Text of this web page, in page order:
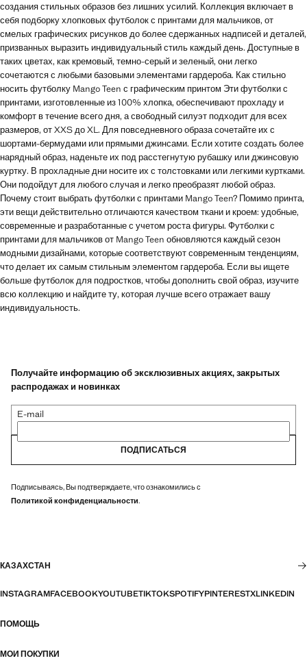
создания стильных образов без лишних усилий. Коллекция включает в
себя подборку хлопковых футболок с принтами для мальчиков, от
смелых графических рисунков до более сдержанных надписей и деталей,
призванных выразить индивидуальный стиль каждый день. Доступные в
таких цветах, как кремовый, темно-серый и зеленый, они легко
сочетаются с любыми базовыми элементами гардероба. Как стильно
носить футболку Mango Teen с графическим принтом Эти футболки с
принтами, изготовленные из 100% хлопка, обеспечивают прохладу и
комфорт в течение всего дня, а свободный силуэт подходит для всех
размеров, от XXS до XL. Для повседневного образа сочетайте их с
шортами-бермудами или прямыми джинсами. Если хотите создать более
нарядный образ, наденьте их под расстегнутую рубашку или джинсовую
куртку. В прохладные дни носите их с толстовками или легкими куртками.
Они подойдут для любого случая и легко преобразят любой образ.
Почему стоит выбрать футболки с принтами Mango Teen? Помимо принта,
эти вещи действительно отличаются качеством ткани и кроем: удобные,
современные и разработанные с учетом роста фигуры. Футболки с
принтами для мальчиков от Mango Teen обновляются каждый сезон
модными дизайнами, которые соответствуют современным тенденциям,
что делает их самым стильным элементом гардероба. Если вы ищете
больше футболок для подростков, чтобы дополнить свой образ, изучите
всю коллекцию и найдите ту, которая лучше всего отражает вашу
индивидуальность.
Получайте информацию об эксклюзивных акциях, закрытых
распродажах и новинках
E-mail
ПОДПИСАТЬСЯ
Подписываясь, Вы подтверждаете, что ознакомились с
Политикой конфиденциальности.
КАЗАХСТАН
INSTAGRAMFACEBOOKYOUTUBETIKTOKSPOTIFYPINTERESTXLINKEDIN
ПОМОЩЬ
МОИ ПОКУПКИ